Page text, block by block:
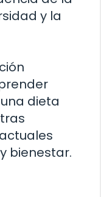
y la
dieta
bienestar.